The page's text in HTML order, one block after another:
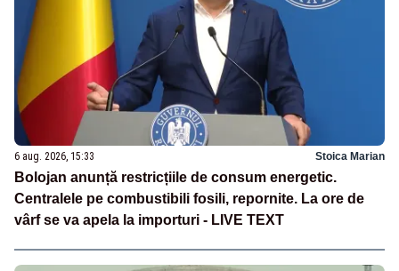
6 aug. 2026, 15:33 Stoica Marian
Bolojan anunță restricțiile de consum energetic.
Centralele pe combustibili fosili, repornite. La ore de
vârf se va apela la importuri - LIVE TEXT